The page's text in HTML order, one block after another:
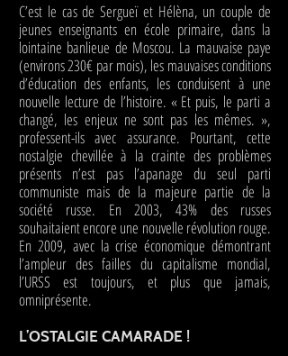
C’est le cas de Sergueï et Hélèna, un couple de
jeunes enseignants en école primaire, dans la
lointaine banlieue de Moscou. La mauvaise paye
(environs 230€ par mois), les mauvaises conditions
d’éducation des enfants, les conduisent à une
nouvelle lecture de l’histoire. « Et puis, le parti a
changé, les enjeux ne sont pas les mêmes. »,
professent-ils avec assurance. Pourtant, cette
nostalgie chevillée à la crainte des problèmes
présents n’est pas l’apanage du seul parti
communiste mais de la majeure partie de la
société russe. En 2003, 43% des russes
souhaitaient encore une nouvelle révolution rouge.
En 2009, avec la crise économique démontrant
l’ampleur des failles du capitalisme mondial,
l’URSS est toujours, et plus que jamais,
omniprésente.
L’OSTALGIE CAMARADE !